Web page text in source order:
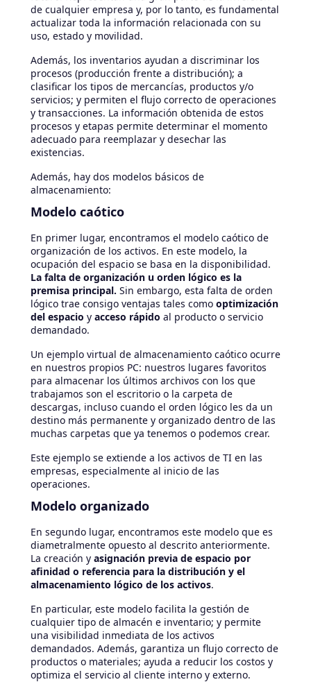
de cualquier empresa y, por lo tanto, es fundamental
actualizar toda la información relacionada con su
uso, estado y movilidad.
Además, los inventarios ayudan a discriminar los
procesos (producción frente a distribución); a
clasificar los tipos de mercancías, productos y/o
servicios; y permiten el flujo correcto de operaciones
y transacciones. La información obtenida de estos
procesos y etapas permite determinar el momento
adecuado para reemplazar y desechar las
existencias.
Además, hay dos modelos básicos de
almacenamiento:
Modelo caótico
En primer lugar, encontramos el modelo caótico de
organización de los activos. En este modelo, la
ocupación del espacio se basa en la disponibilidad.
La falta de organización u orden lógico es la
premisa principal. Sin embargo, esta falta de orden
lógico trae consigo ventajas tales como optimización
del espacio y acceso rápido al producto o servicio
demandado.
Un ejemplo virtual de almacenamiento caótico ocurre
en nuestros propios PC: nuestros lugares favoritos
para almacenar los últimos archivos con los que
trabajamos son el escritorio o la carpeta de
descargas, incluso cuando el orden lógico les da un
destino más permanente y organizado dentro de las
muchas carpetas que ya tenemos o podemos crear.
Este ejemplo se extiende a los activos de TI en las
empresas, especialmente al inicio de las
operaciones.
Modelo organizado
En segundo lugar, encontramos este modelo que es
diametralmente opuesto al descrito anteriormente.
La creación y asignación previa de espacio por
afinidad o referencia para la distribución y el
almacenamiento lógico de los activos.
En particular, este modelo facilita la gestión de
cualquier tipo de almacén e inventario; y permite
una visibilidad inmediata de los activos
demandados. Además, garantiza un flujo correcto de
productos o materiales; ayuda a reducir los costos y
optimiza el servicio al cliente interno y externo.